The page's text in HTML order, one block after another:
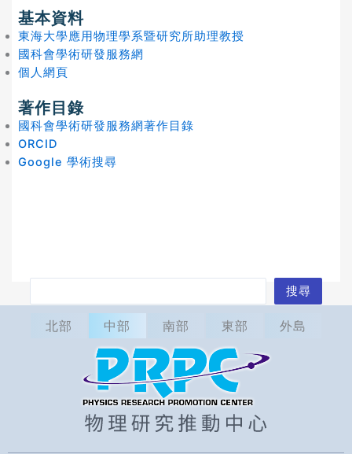
基本資料
東海大學應用物理學系暨研究所助理教授
國科會學術研發服務網
個人網頁
著作目錄
國科會學術研發服務網著作目錄
ORCID
Google 學術搜尋
搜尋
北部 中部 南部 東部 外島